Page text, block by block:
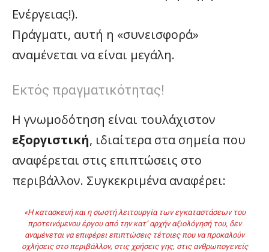
Ενέργειας!).
Πράγματι, αυτή η «συνεισφορά»
αναμένεται να είναι μεγάλη.
Εκτός πραγματικότητας!
Η γνωμοδότηση είναι τουλάχιστον
εξοργιστική, ιδιαίτερα στα σημεία που
αναφέρεται στις επιπτώσεις στο
περιβάλλον. Συγκεκριμένα αναφέρει:
«Η κατασκευή και η σωστή λειτουργία των εγκαταστάσεων του
προτεινόμενου έργου από την κατ’ αρχήν αξιολόγησή του, δεν
αναμένεται να επιφέρει επιπτώσεις τέτοιες που να προκαλούν
οχλήσεις στο περιβάλλον, στις χρήσεις γης, στις ανθρωπογενείς